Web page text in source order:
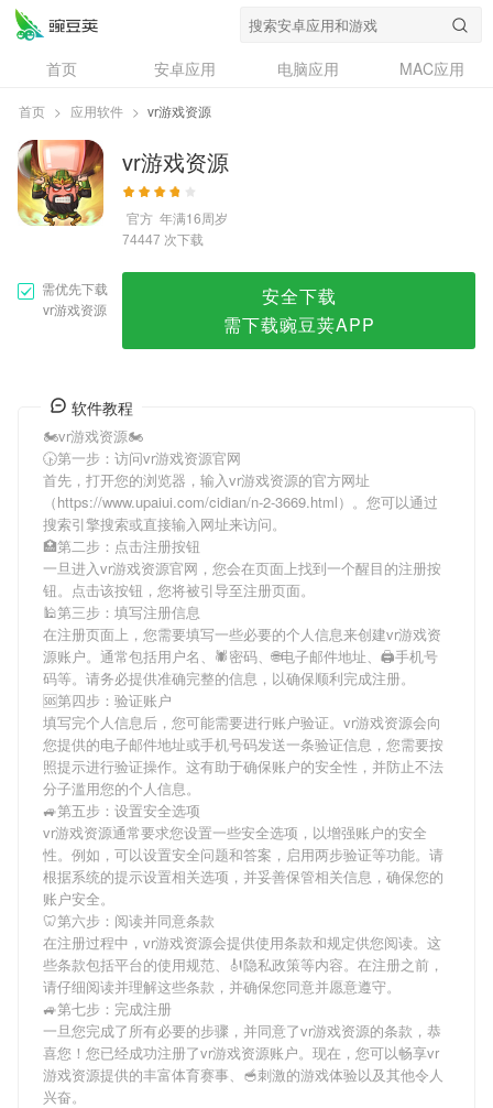
首页 安卓应用 电脑应用
MAC应用
资讯
专题
问答
首页 > 应用软件 > vr游戏资源
vr游戏资源
官方 年满16周岁
74447 次下载
需优先下载
vr游戏资源
安全下载
需下载豌豆荚APP
软件教程
🏍vr游戏资源🏍
🕟第一步：访问vr游戏资源官网
首先，打开您的浏览器，输入vr游戏资源的官方网址
（https://www.upaiui.com/cidian/n-2-3669.html）。您可以通过
搜索引擎搜索或直接输入网址来访问。
🏥第二步：点击注册按钮
一旦进入vr游戏资源官网，您会在页面上找到一个醒目的注册按
钮。点击该按钮，您将被引导至注册页面。
🕌第三步：填写注册信息
在注册页面上，您需要填写一些必要的个人信息来创建vr游戏资
源账户。通常包括用户名、🕷密码、🌐电子邮件地址、🖨手机号
码等。请务必提供准确完整的信息，以确保顺利完成注册。
🆘第四步：验证账户
填写完个人信息后，您可能需要进行账户验证。vr游戏资源会向
您提供的电子邮件地址或手机号码发送一条验证信息，您需要按
照提示进行验证操作。这有助于确保账户的安全性，并防止不法
分子滥用您的个人信息。
🚙第五步：设置安全选项
vr游戏资源通常要求您设置一些安全选项，以增强账户的安全
性。例如，可以设置安全问题和答案，启用两步验证等功能。请
根据系统的提示设置相关选项，并妥善保管相关信息，确保您的
账户安全。
🦷第六步：阅读并同意条款
在注册过程中，vr游戏资源会提供使用条款和规定供您阅读。这
些条款包括平台的使用规范、🎻隐私政策等内容。在注册之前，
请仔细阅读并理解这些条款，并确保您同意并愿意遵守。
🚙第七步：完成注册
一旦您完成了所有必要的步骤，并同意了vr游戏资源的条款，恭
喜您！您已经成功注册了vr游戏资源账户。现在，您可以畅享vr
游戏资源提供的丰富体育赛事、🥣刺激的游戏体验以及其他令人
兴奋。